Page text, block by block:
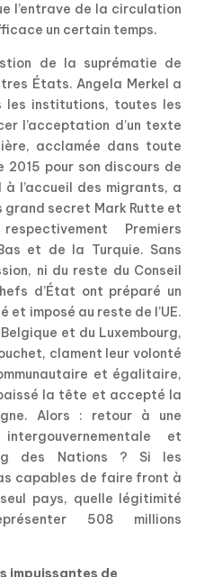
l’entrave de la circulation
un certain temps.
de la suprématie de
États. Angela Merkel a
institutions, toutes les
l’acceptation d’un texte
acclamée dans toute
2015 pour son discours de
à l’accueil des migrants, a
grand secret Mark Rutte et
Premiers
et de la Turquie. Sans
ni du reste du Conseil
d’État ont préparé un
et imposé au reste de l’UE.
et du Luxembourg,
clament leur volonté
et égalitaire,
la tête et accepté la
Alors : retour à une
et
des Nations ? Si les
capables de faire front à
pays, quelle légitimité
508 millions
impuissantes de